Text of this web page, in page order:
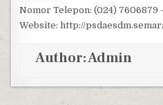
Nomor Telepon: (024) 7606879
Website: http://
Author:Admin